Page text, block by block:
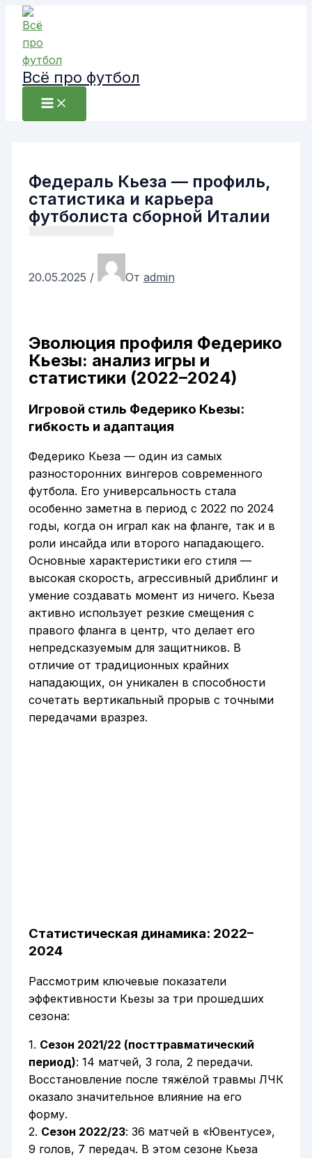
Перейти
содержимому
Всё про футбол
Федераль Кьеза — профиль,
статистика и карьера
футболиста сборной Италии
20.05.2025 / От admin
Эволюция профиля Федерико
Кьезы: анализ игры и
статистики (2022–2024)
Игровой стиль Федерико Кьезы:
гибкость и адаптация
Федерико Кьеза — один из самых
разносторонних вингеров современного
футбола. Его универсальность стала
особенно заметна в период с 2022 по 2024
годы, когда он играл как на фланге, так и в
роли инсайда или второго нападающего.
Основные характеристики его стиля —
высокая скорость, агрессивный дриблинг и
умение создавать момент из ничего. Кьеза
активно использует резкие смещения с
правого фланга в центр, что делает его
непредсказуемым для защитников. В
отличие от традиционных крайних
нападающих, он уникален в способности
сочетать вертикальный прорыв с точными
передачами вразрез.
Статистическая динамика: 2022–
2024
Рассмотрим ключевые показатели
эффективности Кьезы за три прошедших
сезона:
1. Сезон 2021/22 (посттравматический
период): 14 матчей, 3 гола, 2 передачи.
Восстановление после тяжёлой травмы ЛЧК
оказало значительное влияние на его
форму.
2. Сезон 2022/23: 36 матчей в «Ювентусе»,
9 голов, 7 передач. В этом сезоне Кьеза